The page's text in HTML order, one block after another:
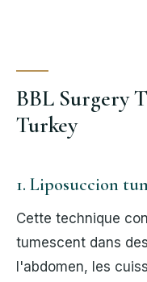
BBL Surgery
Turkey
1. Liposuccion
Cette technique
tumescent dans
l'abdomen, les